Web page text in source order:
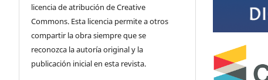
licencia de atribución de Creative
Commons. Esta licencia permite a otros
compartir la obra siempre que se
reconozca la autoría original y la
publicación inicial en esta revista.